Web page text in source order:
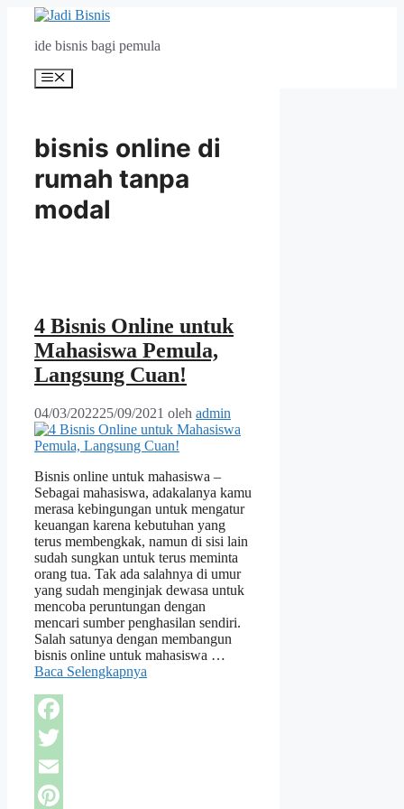
Langsung
ide bisnis bagi pemula
Menu
bisnis online di
rumah tanpa
modal
4 Bisnis Online untuk
Mahasiswa Pemula,
Langsung Cuan!
04/03/202225/09/2021 oleh admin
Bisnis online untuk mahasiswa –
Sebagai mahasiswa, adakalanya kamu
merasa kebingungan untuk mengatur
keuangan karena kebutuhan yang
terus membengkak, namun di sisi lain
sudah sungkan untuk terus meminta
orang tua. Tak ada salahnya di umur
yang sudah menginjak dewasa untuk
mencoba peruntungan dengan
mencari sumber penghasilan sendiri.
Salah satunya dengan membangun
bisnis online untuk mahasiswa …
Baca Selengkapnya
Facebook
Twitter
Email